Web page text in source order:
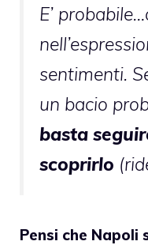
E’
sentimenti.
un bacio
basta
scoprirlo
Pensi che